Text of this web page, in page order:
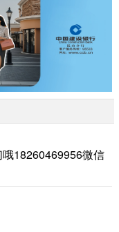
18260469956微信